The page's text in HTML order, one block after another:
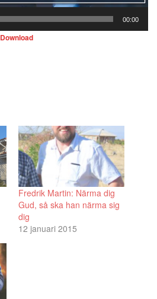
00:00
Download
Fredrik Martin: Närma dig
Gud, så ska han närma sig
dig
12 januari 2015